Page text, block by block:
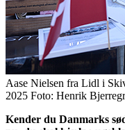
Aase Nielsen fra Lidl i
2025 Foto: Henrik
Kender du Danmarks